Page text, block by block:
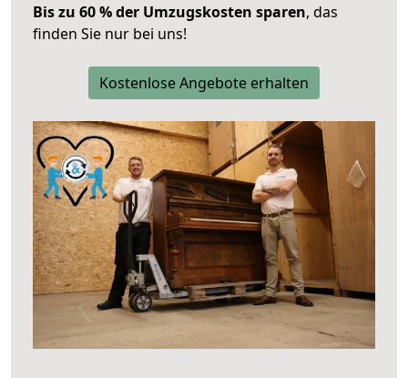
Bis zu 60 % der Umzugskosten sparen, das
finden Sie nur bei uns!
Kostenlose Angebote erhalten